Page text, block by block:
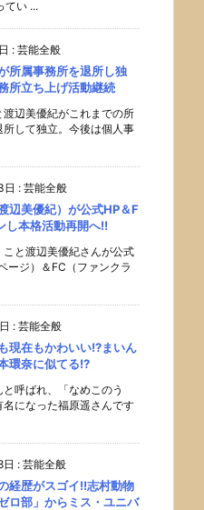
てい ...
: 芸能全般
所属事務所を退所し独
所立ち上げ活動継続
渡辺美優紀がこれまでの所
所して独立。今後は個人事
日 : 芸能全般
辺美優紀）が公式HP＆F
し本格活動再開へ!!
こと渡辺美優紀さんが公式
ージ）＆FC（ファンクラ
: 芸能全般
現在もかわいい!?まいん
環奈に似てる!?
と呼ばれ、「なめこのう
名になった福原遥さんです
: 芸能全般
経歴がスゴイ!!志村動物
ロ部」からミス・ユニバ